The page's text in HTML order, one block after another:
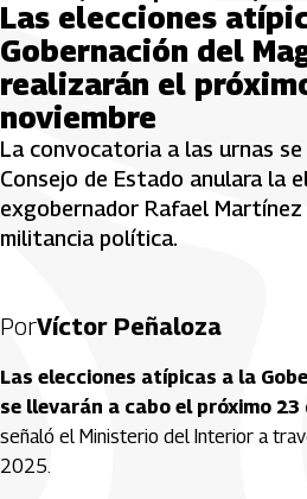
Las elecciones
Gobernación del
realizarán el
noviembre
La convocatoria a las urnas
Consejo de Estado anulara la
exgobernador Rafael
militancia política.
PorVíctor Peñaloza
Las elecciones atípicas a la
se llevarán a cabo el próximo 23
señaló el Ministerio del Interior a
2025.